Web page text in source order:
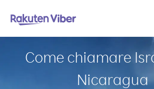
Come chiamare
Nicaragua